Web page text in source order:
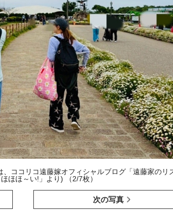
、ココリコ遠藤嫁オフィシャルブログ「遠藤家のリ
ほほ～い!」より) （2/7枚）
次の写真